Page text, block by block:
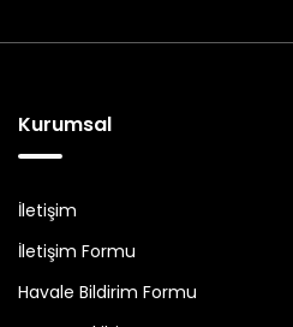
Kurumsal
İletişim
İletişim Formu
Havale Bildirim Formu